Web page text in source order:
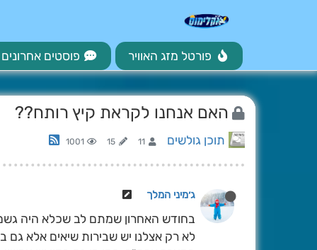
פורטל מזג האוויר פוסטים אחרונים
האם אנחנו לקראת קיץ רותח??
תוכן גולשים 11
15
1001
ג׳מיני המלך
בחודש האחרון שמתם לב שכלא היה גשם
לא רק אצלנו יש שבירות שיאים אלא גם